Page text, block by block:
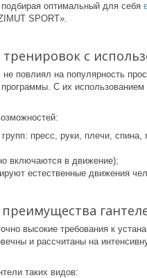
оптимальный для себя
SPORT».
с
повлиял на популярность
С их
пресс, руки, плечи, спина,
включаются в движение);
естественные движения
высокие требования к
и рассчитаны на
таких видов: